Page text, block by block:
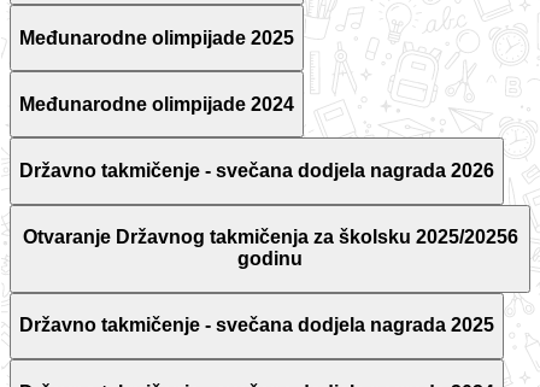
Međunarodne olimpijade 2025
Međunarodne olimpijade 2024
Državno takmičenje - svečana dodjela nagrada 2026
Otvaranje Državnog takmičenja za školsku 2025/20256
godinu
Državno takmičenje - svečana dodjela nagrada 2025